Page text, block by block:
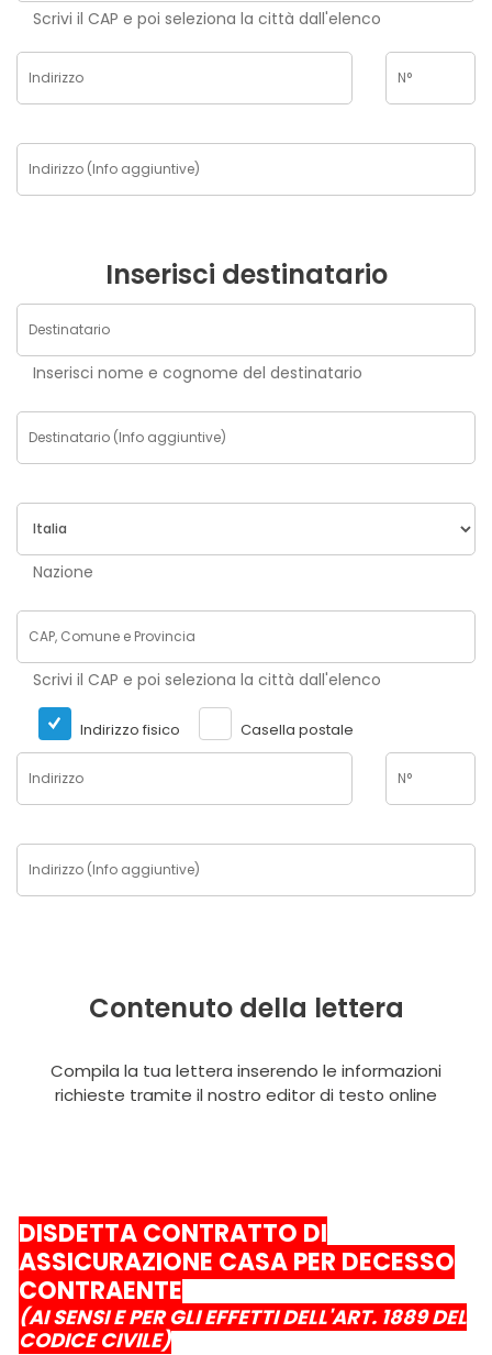
Scrivi il CAP e poi seleziona la città dall'elenco
Inserisci destinatario
Inserisci nome e cognome del destinatario
Nazione
Scrivi il CAP e poi seleziona la città dall'elenco
Indirizzo fisico Casella postale
Contenuto della lettera
Compila la tua lettera inserendo le informazioni
richieste tramite il nostro editor di testo online
DISDETTA CONTRATTO DI
ASSICURAZIONE CASA PER DECESSO
CONTRAENTE
(AI SENSI E PER GLI EFFETTI DELL'ART. 1889 DEL
CODICE CIVILE)